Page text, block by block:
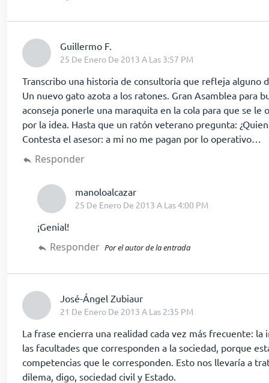
Guillermo F.
25 De Enero De 2013 A Las 3:57 PM
Transcribo una historia de consultoría que refleja alguno
Un nuevo gato azota a los ratones. Gran Asamblea para
aconseja ponerle una maraquita en la cola para que se le
por la idea. Hasta que un ratón veterano pregunta:
Contesta el asesor: a mi no me pagan por lo operativo…
Responder
manoloalcazardice:
25 De Enero De 2013 A Las 4:00 PM
¡Genial!
Responder Por el autor de la entrada
José-Ángel Zubiaurdice:
21 De Enero De 2013 A Las 2:35 PM
La frase encierra una realidad cada vez más frecuente:
las facultades que corresponden a la sociedad, porque
competencias que le corresponden. Esto nos llevaría a
dilema, digo, sociedad civil y Estado.